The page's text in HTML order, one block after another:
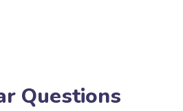
Questions